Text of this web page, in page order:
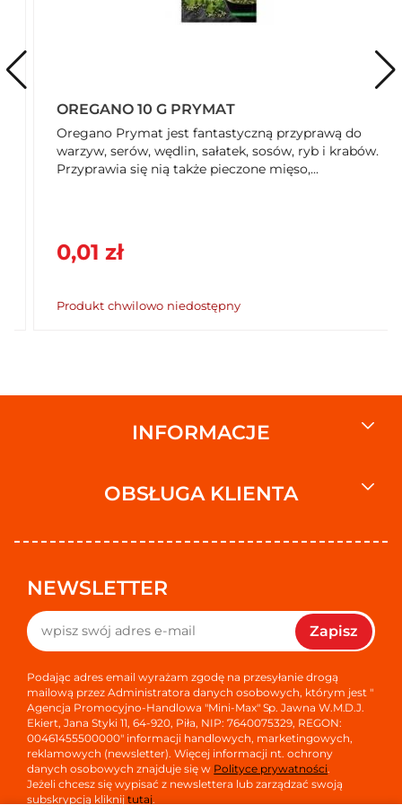
Typ oznaczenia daty
Rodzaj przechowywania
Typ: Przechowywać w temperaturze otoczenia
Jednostka (tekst opisowy)
Jednostka (specyficzna): Gramów
Wymagana szerokość na półce: 110
Waga brutto: 24
Jednostka sprzedażowa
Wysokość: 147
Szerokość: 110
Głębokość: 9
Opakowanie logistyczne
GTIN: 05901135012430
Adres producenta
OREGANO 10 G PRYMAT
Oregano Prymat jest fantastyczną przyprawą do
warzyw, serów, wędlin, sałatek, sosów, ryb i krabów.
Przyprawia się nią także pieczone mięso,...
0,01 zł
Produkt chwilowo niedostępny
INFORMACJE
OBSŁUGA KLIENTA
NEWSLETTER
Zapisz
Podając adres email wyrażam zgodę na przesyłanie drogą
mailową przez Administratora danych osobowych, którym jest "
Agencja Promocyjno-Handlowa "Mini-Max" Sp. Jawna W.M.D.J.
Ekiert, Jana Styki 11, 64-920, Piła, NIP: 7640075329, REGON:
00461455500000" informacji handlowych, marketingowych,
reklamowych (newsletter). Więcej informacji nt. ochrony
danych osobowych znajduje się w Polityce prywatności.
Jeżeli chcesz się wypisać z newslettera lub zarządzać swoją
subskrypcją kliknijtutaj.